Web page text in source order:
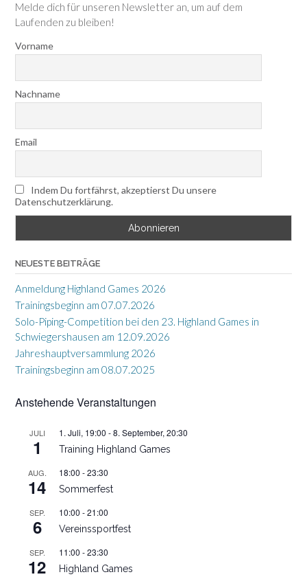
Melde dich für unseren Newsletter an, um auf dem
Laufenden zu bleiben!
Vorname
Nachname
Email
Indem Du fortfährst, akzeptierst Du unsere
Datenschutzerklärung.
NEUESTE BEITRÄGE
Anmeldung Highland Games 2026
Trainingsbeginn am 07.07.2026
Solo-Piping-Competition bei den 23. Highland Games in
Schwiegershausen am 12.09.2026
Jahreshauptversammlung 2026
Trainingsbeginn am 08.07.2025
Anstehende Veranstaltungen
JULI
1
1. Juli, 19:00 -8. September, 20:30
Training Highland Games
AUG.
14
18:00 -23:30
Sommerfest
SEP.
6
10:00 -21:00
Vereinssportfest
SEP.
12
11:00 -23:30
Highland Games